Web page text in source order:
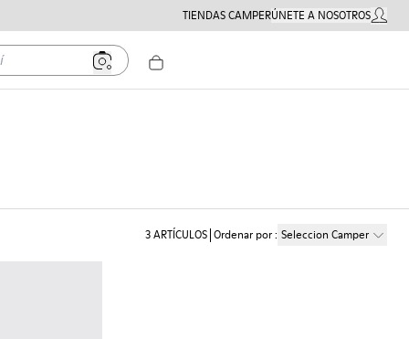
TIENDAS CAMPERÚNETE A NOSOTROSMI
3ARTÍCULOS Ordenar por: Seleccion Camper